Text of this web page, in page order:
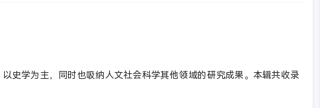
史学为主，同时也吸纳人文社会科学其他领域的研究成果。本辑共收录